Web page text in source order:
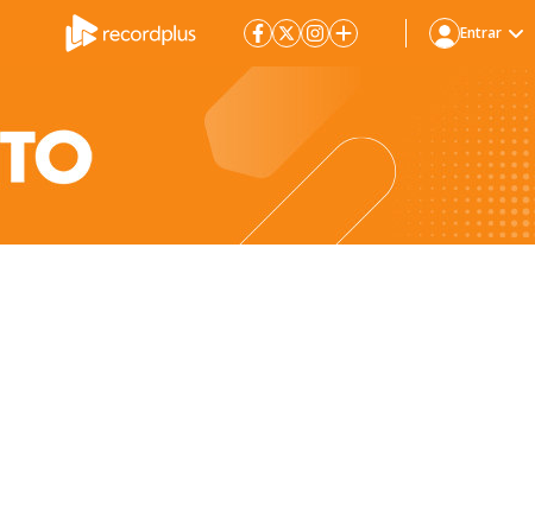
Entrar